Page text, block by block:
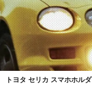
トヨタ セリカ スマホホル